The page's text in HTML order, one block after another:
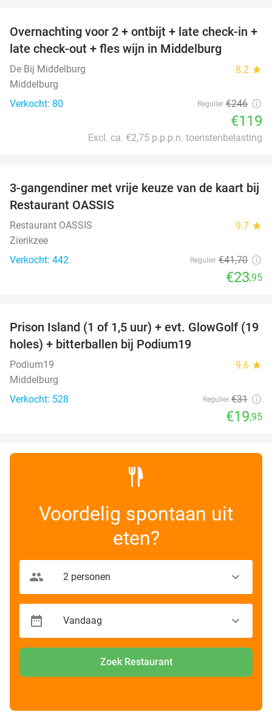
52%
Overnachting voor 2 + ontbijt + late check-in +
late check-out + fles wijn in Middelburg
De Bij Middelburg 8.2 star
Middelburg
Verkocht: 80
Regulier €246
€119
Excl. ca. €2,75 p.p.p.n. toeristenbelasting
43%
3-gangendiner met vrije keuze van de kaart bij
Restaurant OASSIS
Restaurant OASSIS 9.7 star
Zierikzee
Verkocht: 442
Regulier €41,70
€23,95
36%
Prison Island (1 of 1,5 uur) + evt. GlowGolf (19
holes) + bitterballen bij Podium19
Podium19 9.6 star
Middelburg
Verkocht: 528
Regulier €31
€19,95
Voordelig spontaan uit
eten?
Zoek Restaurant